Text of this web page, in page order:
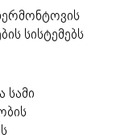
სისტემებს
სამი